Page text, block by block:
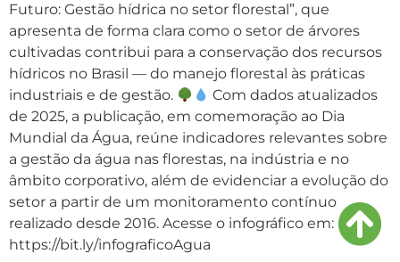
Futuro: Gestão hídrica no setor florestal”, que
apresenta de forma clara como o setor de árvores
cultivadas contribui para a conservação dos recursos
hídricos no Brasil — do manejo florestal às práticas
industriais e de gestão.
Com dados atualizados
de 2025, a publicação, em comemoração ao Dia
Mundial da Água, reúne indicadores relevantes sobre
a gestão da água nas florestas, na indústria e no
âmbito corporativo, além de evidenciar a evolução do
setor a partir de um monitoramento contínuo
realizado desde 2016. Acesse o infográfico em:
https://bit.ly/infograficoAgua